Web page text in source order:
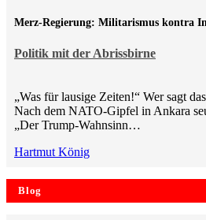
Politik mit der Abrissbirne
Merz-Regierung: Militarismus kontra
„Was für lausige Zeiten!“ Wer sagt
Nach dem NATO-Gipfel in Ankara
„Der Trump-Wahnsinn…
Hartmut König
Blog